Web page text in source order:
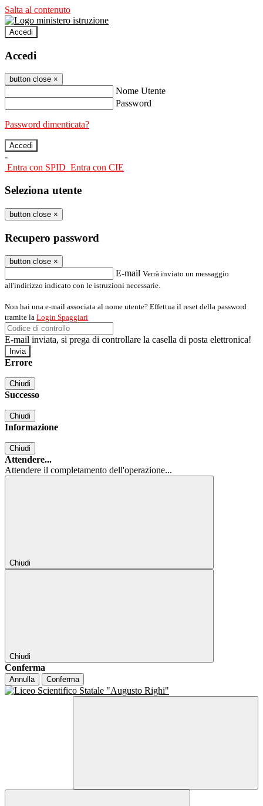
Salta al contenuto
Accedi
Accedi
button close ×
Nome Utente
Password
Password dimenticata?
-
Entra con SPID Entra con CIE
Seleziona utente
button close ×
Recupero password
button close ×
E-mail Verrà inviato un messaggio
all'indirizzo indicato con le istruzioni necessarie.
Non hai una e-mail associata al nome utente? Effettua il reset della password
tramite la Login Spaggiari
E-mail inviata, si prega di controllare la casella di posta elettronica!
Errore
Chiudi
Successo
Chiudi
Informazione
Chiudi
Attendere...
Attendere il completamento dell'operazione...
Chiudi
Chiudi
Conferma
Annulla Conferma